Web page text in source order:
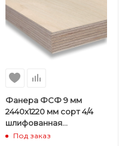
Фанера ФСФ 9 мм
2440х1220 мм сорт 4/4
шлифованная
березовая
Под заказ